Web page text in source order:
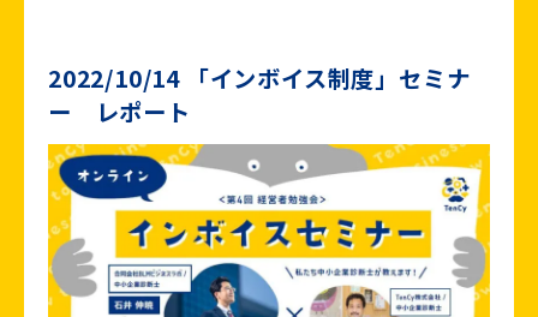
2022/10/14 「インボイス制度」セミナ
ー レポート